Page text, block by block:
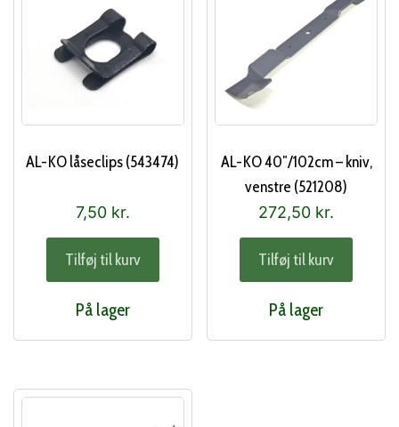
AL-KO låseclips (543474)
7,50 kr.
Tilføj til kurv
På lager
AL-KO 40″/102cm – kniv,
venstre (521208)
272,50 kr.
Tilføj til kurv
På lager